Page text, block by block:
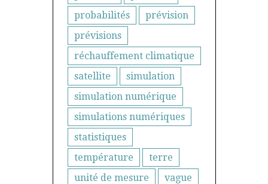
probabilités
prévision
prévisions
réchauffement climatique
satellite
simulation
simulation numérique
simulations numériques
statistiques
température
terre
unité de mesure
vague